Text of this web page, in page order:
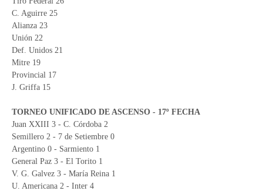
C. Aguirre 25
Alianza 23
Unión 22
Def. Unidos 21
Mitre 19
Provincial 17
J. Griffa 15
TORNEO UNIFICADO DE ASCENSO - 17º FECHA
Juan XXIII 3 - C. Córdoba 2
Semillero 2 - 7 de Setiembre 0
Argentino 0 - Sarmiento 1
General Paz 3 - El Torito 1
V. G. Galvez 3 - María Reina 1
U. Americana 2 - Inter 4